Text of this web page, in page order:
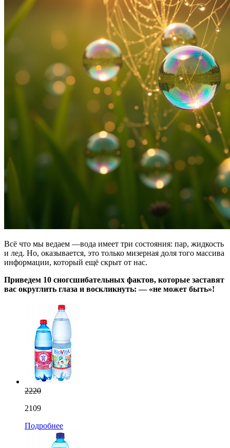
Всё что мы ведаем —вода имеет три состояния: пар, жидкость
и лед. Но, оказывается, это только мизерная доля того массива
информации, который ещё скрыт от нас.
Приведем 10 сногсшибательных фактов, которые заставят
вас округлить глаза и воскликнуть: — «не может быть»!
2220
2109
Подробнее